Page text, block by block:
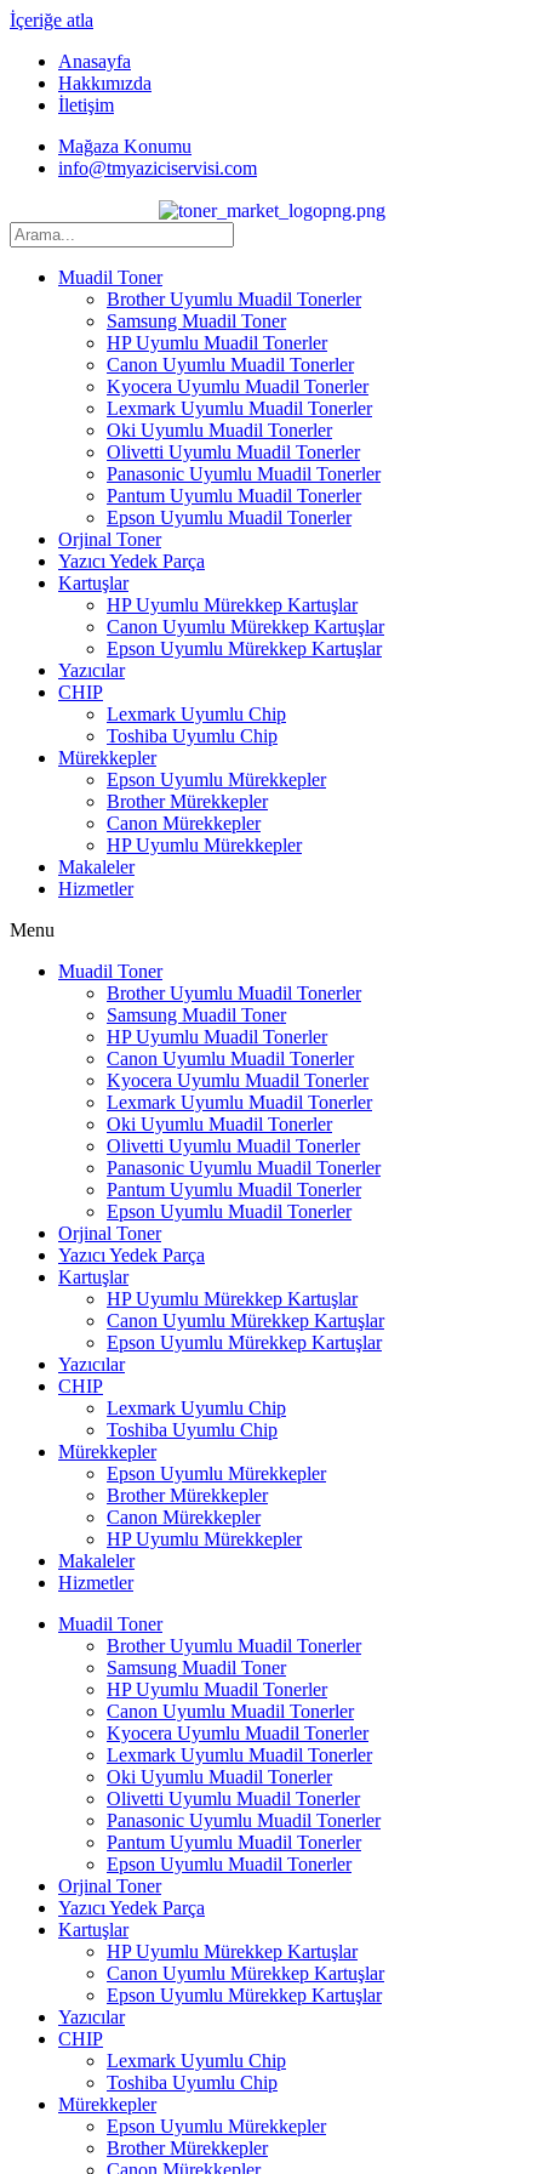
İçeriğe atla
Anasayfa
Hakkımızda
İletişim
Mağaza Konumu
info@tmyaziciservisi.com
Muadil Toner
Brother Uyumlu Muadil Tonerler
Samsung Muadil Toner
HP Uyumlu Muadil Tonerler
Canon Uyumlu Muadil Tonerler
Kyocera Uyumlu Muadil Tonerler
Lexmark Uyumlu Muadil Tonerler
Oki Uyumlu Muadil Tonerler
Olivetti Uyumlu Muadil Tonerler
Panasonic Uyumlu Muadil Tonerler
Pantum Uyumlu Muadil Tonerler
Epson Uyumlu Muadil Tonerler
Orjinal Toner
Yazıcı Yedek Parça
Kartuşlar
HP Uyumlu Mürekkep Kartuşlar
Canon Uyumlu Mürekkep Kartuşlar
Epson Uyumlu Mürekkep Kartuşlar
Yazıcılar
CHIP
Lexmark Uyumlu Chip
Toshiba Uyumlu Chip
Mürekkepler
Epson Uyumlu Mürekkepler
Brother Mürekkepler
Canon Mürekkepler
HP Uyumlu Mürekkepler
Makaleler
Hizmetler
Menu
Muadil Toner
Brother Uyumlu Muadil Tonerler
Samsung Muadil Toner
HP Uyumlu Muadil Tonerler
Canon Uyumlu Muadil Tonerler
Kyocera Uyumlu Muadil Tonerler
Lexmark Uyumlu Muadil Tonerler
Oki Uyumlu Muadil Tonerler
Olivetti Uyumlu Muadil Tonerler
Panasonic Uyumlu Muadil Tonerler
Pantum Uyumlu Muadil Tonerler
Epson Uyumlu Muadil Tonerler
Orjinal Toner
Yazıcı Yedek Parça
Kartuşlar
HP Uyumlu Mürekkep Kartuşlar
Canon Uyumlu Mürekkep Kartuşlar
Epson Uyumlu Mürekkep Kartuşlar
Yazıcılar
CHIP
Lexmark Uyumlu Chip
Toshiba Uyumlu Chip
Mürekkepler
Epson Uyumlu Mürekkepler
Brother Mürekkepler
Canon Mürekkepler
HP Uyumlu Mürekkepler
Makaleler
Hizmetler
Muadil Toner
Brother Uyumlu Muadil Tonerler
Samsung Muadil Toner
HP Uyumlu Muadil Tonerler
Canon Uyumlu Muadil Tonerler
Kyocera Uyumlu Muadil Tonerler
Lexmark Uyumlu Muadil Tonerler
Oki Uyumlu Muadil Tonerler
Olivetti Uyumlu Muadil Tonerler
Panasonic Uyumlu Muadil Tonerler
Pantum Uyumlu Muadil Tonerler
Epson Uyumlu Muadil Tonerler
Orjinal Toner
Yazıcı Yedek Parça
Kartuşlar
HP Uyumlu Mürekkep Kartuşlar
Canon Uyumlu Mürekkep Kartuşlar
Epson Uyumlu Mürekkep Kartuşlar
Yazıcılar
CHIP
Lexmark Uyumlu Chip
Toshiba Uyumlu Chip
Mürekkepler
Epson Uyumlu Mürekkepler
Brother Mürekkepler